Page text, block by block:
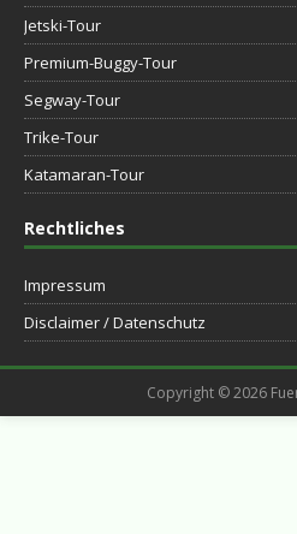
Jetski-Tour
Premium-Buggy-Tour
Segway-Tour
Trike-Tour
Katamaran-Tour
Rechtliches
Impressum
Disclaimer / Datenschutz
Copyright © 2026